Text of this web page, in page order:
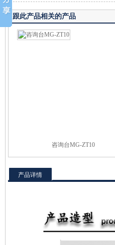
跟此产品相关的产品
咨询台MG-ZT10
产品详情